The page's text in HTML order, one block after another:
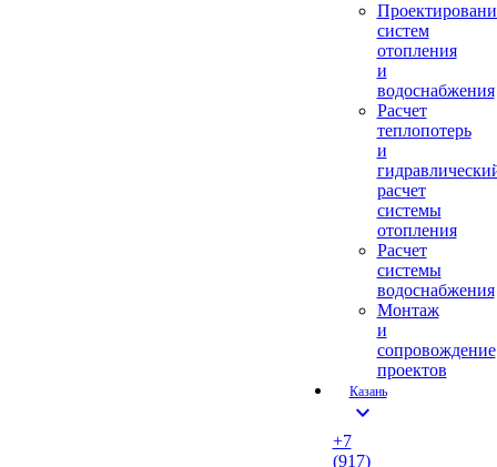
систем
отопления
и
водоснабжения
Расчет
теплопотерь
и
расчет
системы
отопления
Расчет
системы
водоснабжения
Монтаж
и
сопровождение
проектов
Казань
expand_more
+7
(917)